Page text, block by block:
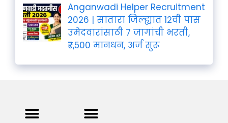
Anganwadi Helper Recruitment
2026 | सातारा जिल्ह्यात 12वी पास
उमेदवारांसाठी 7 जागांची भरती,
₹7,500 मानधन, अर्ज सुरू